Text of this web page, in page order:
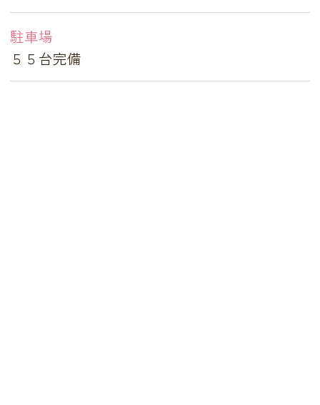
駐車場
５５台完備